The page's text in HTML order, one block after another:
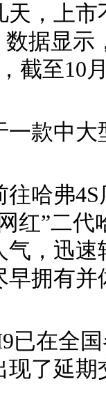
，上
据显
截至10
款中
往哈弗
红”二
，迅
拥有
已在全
了延